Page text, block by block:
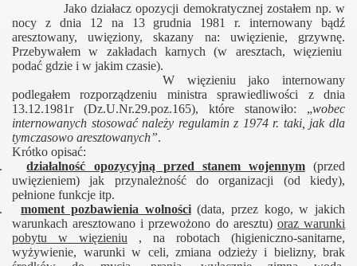
Jako działacz opozycji demokratycznej zostałem np. w
nocy z dnia 12 na 13 grudnia 1981 r. internowany bądź
aresztowany, uwięziony, skazany na: uwięzienie, grzywnę.
Przebywałem w zakładach karnych (w aresztach, więzieniu
podać gdzie i w jakim czasie).
W więzieniu jako internowany
podlegałem rozporządzeniu ministra sprawiedliwości z dnia
13.12.1981r (Dz.U.Nr.29.poz.165), które stanowiło: „wobec
internowanych stosować należy regulamin z 1974 r. taki, jak dla
tymczasowo aresztowanych”.
Krótko opisać:
działalność opozycyjną przed stanem wojennym(przed
uwięzieniem) jak przynależność do organizacji (od kiedy),
pełnione funkcje itp.
moment pozbawienia wolności(data, przez kogo, w jakich
warunkach aresztowano i przewożono do aresztu) oraz warunki
pobytu w więzieniu , na robotach (higieniczno-sanitarne,
wyżywienie, warunki w celi, zmiana odzieży i bielizny, brak